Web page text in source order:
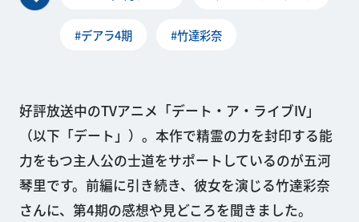
#デアラ4期 #竹達彩奈
好評放送中のTVアニメ「デート・ア・ライブIV」
（以下「デート」）。本作で精霊の力を封印する能
力をもつ主人公の士道をサポートしているのが五河
琴里です。前編に引き続き、彼女を演じる竹達彩奈
さんに、第4期の感想や見どころを聞きました。